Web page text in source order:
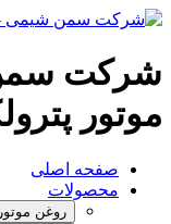
شرکت
موتور
صفحه اصلی
محصولات
روغن